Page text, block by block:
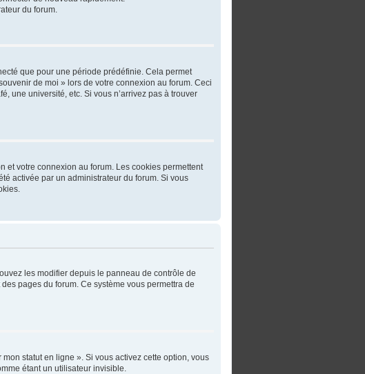
du forum.
que pour une période prédéfinie. Cela permet
de moi » lors de votre connexion au forum. Ceci
une université, etc. Si vous n’arrivez pas à trouver
et votre connexion au forum. Les cookies permettent
activée par un administrateur du forum. Si vous
les modifier depuis le panneau de contrôle de
pages du forum. Ce système vous permettra de
statut en ligne ». Si vous activez cette option, vous
étant un utilisateur invisible.